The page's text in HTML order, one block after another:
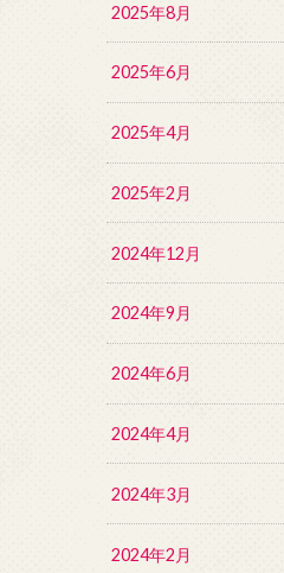
2025年8月
2025年6月
2025年4月
2025年2月
2024年12月
2024年9月
2024年6月
2024年4月
2024年3月
2024年2月